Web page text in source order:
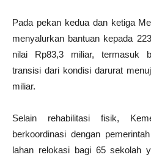
Pada pekan kedua dan ketiga
menyalurkan bantuan kepada
nilai Rp83,3 miliar, termasuk
transisi dari kondisi darurat
miliar.
Selain rehabilitasi fisik,
berkoordinasi dengan
lahan relokasi bagi 65 sekolah